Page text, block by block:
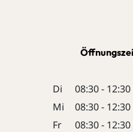
Di
08:30 -
Mi
08:30 -
Fr
08:30 -